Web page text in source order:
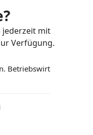
jederzeit mit
Verfügung.
Betriebswirt